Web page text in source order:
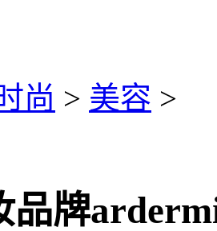
尚 > 美容 >
品牌